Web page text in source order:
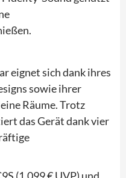
eignet sich dank ihres
sowie ihrer
Räume. Trotz
das Gerät dank vier